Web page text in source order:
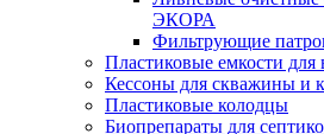
ЭКОРА
Фильтрующие
Пластиковые емкости для
Кессоны для скважины и
Пластиковые колодцы
Биопрепараты для